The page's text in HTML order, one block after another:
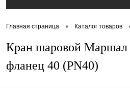
Главная страница • Каталог товаров
Кран шаровой
фланец 40 (PN40)